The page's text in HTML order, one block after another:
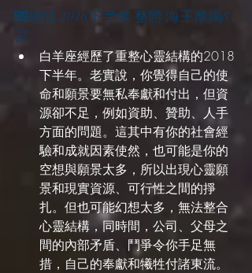
推薦服務
🌃總結 2018下半年 整體 海王摩羯8
宮
白羊座經歷了重整心靈結構的2018
下半年。老實說，你覺得自己的使
命和願景要無私奉獻和付出，但資
源卻不足，例如資助、贊助、人手
方面的問題。這其中有你的社會經
驗和成就因素使然，也可能是你的
空想與願景太多，所以出現心靈願
景和現實資源、可行性之間的掙
扎。但也可能幻想太多，無法整合
心靈結構，同時間，公司、父母之
間的內部矛盾、鬥爭令你手足無
措，自己的奉獻和犧牲付諸東流。